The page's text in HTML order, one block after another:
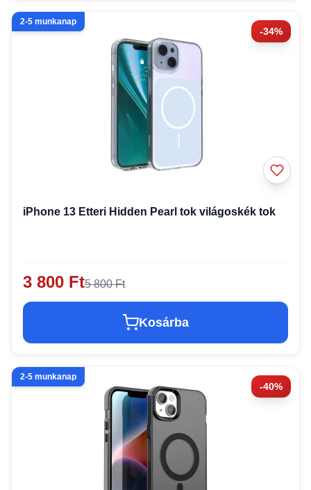
-34%
2-5 munkanap
iPhone 13 Etteri Hidden Pearl tok világoskék tok
3 800 Ft5 800 Ft
Kosárba
-40%
2-5 munkanap